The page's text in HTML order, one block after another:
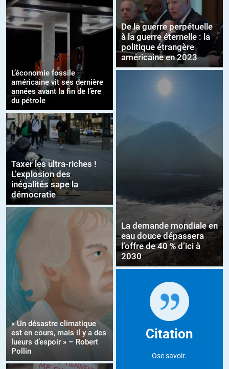
L’économie fossile
américaine vit ses dernière
années avant la fin de l’ère
du pétrole
Taxer les ultra-riches !
L’explosion des
inégalités sape la
démocratie
« Un désastre climatique
est en cours, mais il y a des
lueurs d’espoir » – Robert
Pollin
De la guerre perpétuelle
à la guerre éternelle : la
politique étrangère
américaine en 2023
La demande mondiale en
eau douce dépassera
l’offre de 40 % d’ici à
2030
Citation
Ose savoir.